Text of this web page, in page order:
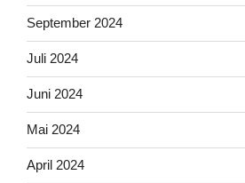
September 2024
Juli 2024
Juni 2024
Mai 2024
April 2024